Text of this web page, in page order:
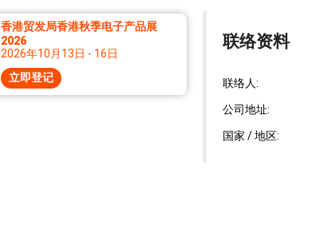
香港贸发局香港秋季电子产品展
2026
2026年10月13日 - 16日
立即登记
联络资料
联络人:
公司地址:
国家 / 地区: